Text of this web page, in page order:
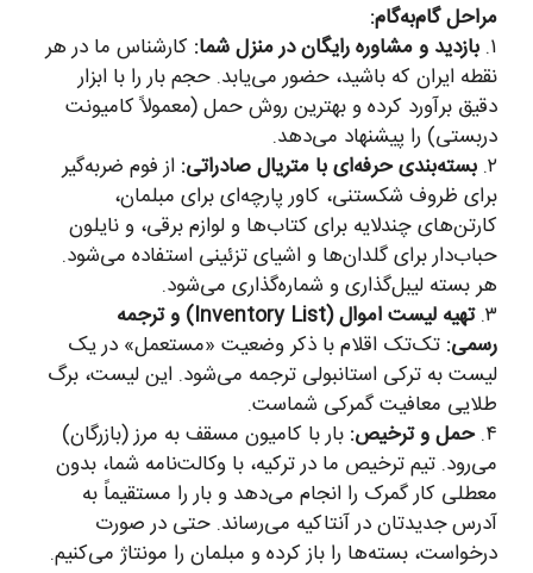
مراحل گام‌به‌گام:
۱. بازدید و مشاوره رایگان در منزل شما: کارشناس ما در هر
نقطه ایران که باشید، حضور می‌یابد. حجم بار را با ابزار
دقیق برآورد کرده و بهترین روش حمل (معمولاً کامیونت
دربستی) را پیشنهاد می‌دهد.
۲. بسته‌بندی حرفه‌ای با متریال صادراتی: از فوم ضربه‌گیر
برای ظروف شکستنی، کاور پارچه‌ای برای مبلمان،
کارتن‌های چندلایه برای کتاب‌ها و لوازم برقی، و نایلون
حباب‌دار برای گلدان‌ها و اشیای تزئینی استفاده می‌شود.
هر بسته لیبل‌گذاری و شماره‌گذاری می‌شود.
۳.
تهیه لیست اموال (Inventory List) و ترجمه
رسمی: تک‌تک اقلام با ذکر وضعیت «مستعمل» در یک
لیست به ترکی استانبولی ترجمه می‌شود. این لیست، برگ
طلایی معافیت گمرکی شماست.
۴. حمل و ترخیص: بار با کامیون مسقف به مرز (بازرگان)
می‌رود. تیم ترخیص ما در ترکیه، با وکالت‌نامه شما، بدون
معطلی کار گمرک را انجام می‌دهد و بار را مستقیماً به
آدرس جدیدتان در آنتاکیه می‌رساند. حتی در صورت
درخواست، بسته‌ها را باز کرده و مبلمان را مونتاژ می‌کنیم.